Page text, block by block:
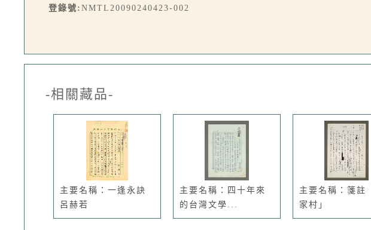
登錄號: NMTL20090240423-002
-相關藏品-
主要名稱：一逢永訣
呂赫若
主要名稱：四十年來
的台灣文學...
主要名稱：箋註
家村」